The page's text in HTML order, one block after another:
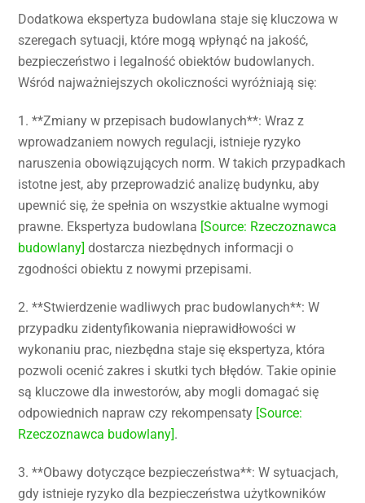
Dodatkowa ekspertyza budowlana staje się kluczowa w
szeregach sytuacji, które mogą wpłynąć na jakość,
bezpieczeństwo i legalność obiektów budowlanych.
Wśród najważniejszych okoliczności wyróżniają się:
1. **Zmiany w przepisach budowlanych**: Wraz z
wprowadzaniem nowych regulacji, istnieje ryzyko
naruszenia obowiązujących norm. W takich przypadkach
istotne jest, aby przeprowadzić analizę budynku, aby
upewnić się, że spełnia on wszystkie aktualne wymogi
prawne. Ekspertyza budowlana [Source: Rzeczoznawca
budowlany] dostarcza niezbędnych informacji o
zgodności obiektu z nowymi przepisami.
2. **Stwierdzenie wadliwych prac budowlanych**: W
przypadku zidentyfikowania nieprawidłowości w
wykonaniu prac, niezbędna staje się ekspertyza, która
pozwoli ocenić zakres i skutki tych błędów. Takie opinie
są kluczowe dla inwestorów, aby mogli domagać się
odpowiednich napraw czy rekompensaty [Source:
Rzeczoznawca budowlany].
3. **Obawy dotyczące bezpieczeństwa**: W sytuacjach,
gdy istnieje ryzyko dla bezpieczeństwa użytkowników